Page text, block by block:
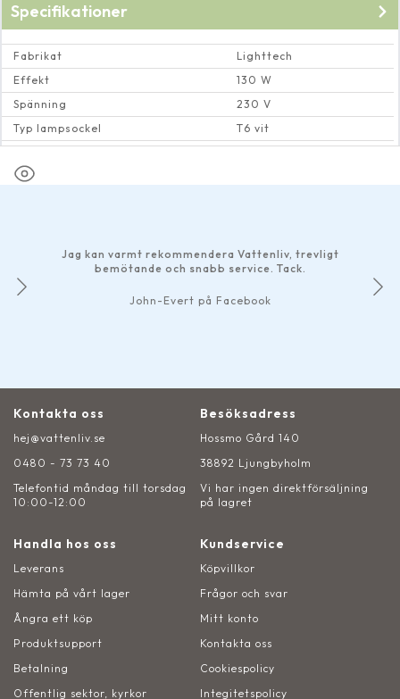
Specifikationer
Fabrikat
Lighttech
Effekt
130 W
Spänning
230 V
Typ lampsockel
T6 vit
Jag kan varmt rekommendera Vattenliv, trevligt
bemötande och snabb service. Tack.
John-Evert på Facebook
Kontakta oss
hej@vattenliv.se
0480 - 73 73 40
Telefontid måndag till torsdag
10:00-12:00
Besöksadress
Hossmo Gård 140
38892 Ljungbyholm
Vi har ingen direktförsäljning
på lagret
Handla hos oss
Leverans
Hämta på vårt lager
Ångra ett köp
Produktsupport
Betalning
Offentlig sektor, kyrkor
Kundservice
Köpvillkor
Frågor och svar
Mitt konto
Kontakta oss
Cookiespolicy
Integitetspolicy